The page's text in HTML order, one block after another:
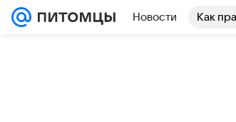
Новости Как